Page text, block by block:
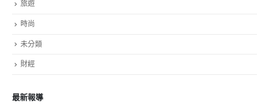
旅遊
時尚
未分類
財經
最新報導